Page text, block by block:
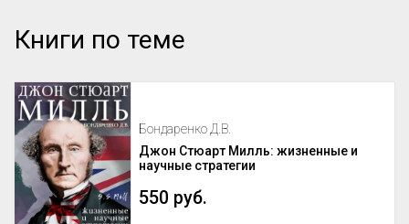
Книги по теме
Бондаренко Д.В.
Джон Стюарт Милль: жизненные и
научные стратегии
550 руб.